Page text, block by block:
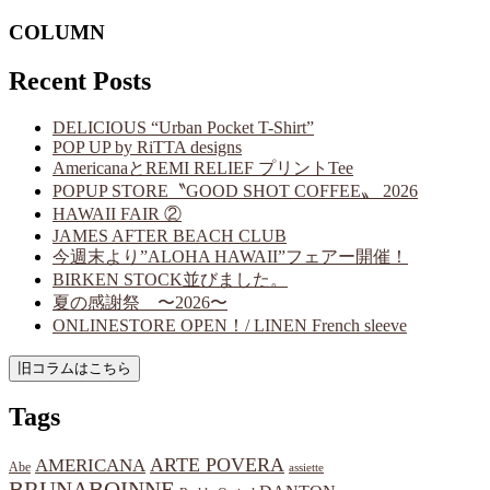
COLUMN
Recent Posts
DELICIOUS “Urban Pocket T-Shirt”
POP UP by RiTTA designs
AmericanaとREMI RELIEF プリントTee
POPUP STORE〝GOOD SHOT COFFEE〟 2026
HAWAII FAIR ②
JAMES AFTER BEACH CLUB
今週末より”ALOHA HAWAII”フェアー開催！
BIRKEN STOCK並びました。
夏の感謝祭 〜2026〜
ONLINESTORE OPEN！/ LINEN French sleeve
Tags
Abe AMERICANA ARTE POVERA assiette